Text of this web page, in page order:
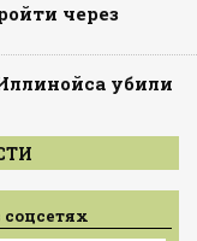
через
убили